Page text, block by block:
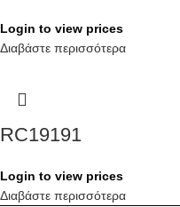
Login to view prices
Διαβάστε περισσότερα
RC19191
Login to view prices
Διαβάστε περισσότερα